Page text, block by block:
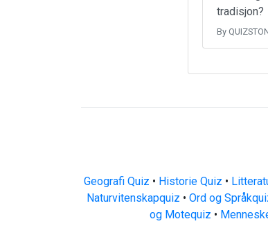
tradisjon?
By
Geografi Quiz • Historie Quiz •
Naturvitenskapquiz • Ord og
og Motequiz •